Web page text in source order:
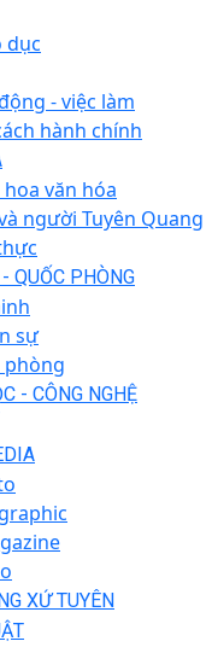
dục
- việc làm
hành chính
văn hóa
người Tuyên Quang
QUỐC PHÒNG
sự
phòng
- CÔNG NGHỆ
XỨ TUYÊN